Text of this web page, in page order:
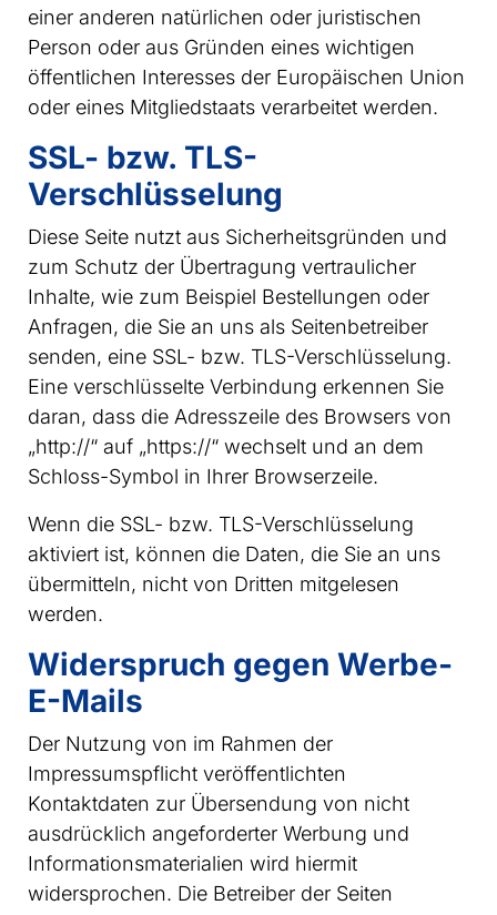
einer anderen natürlichen oder juristischen
Person oder aus Gründen eines wichtigen
öffentlichen Interesses der Europäischen Union
oder eines Mitgliedstaats verarbeitet werden.
SSL- bzw. TLS-
Verschlüsselung
Diese Seite nutzt aus Sicherheitsgründen und
zum Schutz der Übertragung vertraulicher
Inhalte, wie zum Beispiel Bestellungen oder
Anfragen, die Sie an uns als Seitenbetreiber
senden, eine SSL- bzw. TLS-Verschlüsselung.
Eine verschlüsselte Verbindung erkennen Sie
daran, dass die Adresszeile des Browsers von
„http://“ auf „https://“ wechselt und an dem
Schloss-Symbol in Ihrer Browserzeile.
Wenn die SSL- bzw. TLS-Verschlüsselung
aktiviert ist, können die Daten, die Sie an uns
übermitteln, nicht von Dritten mitgelesen
werden.
Widerspruch gegen Werbe-
E-Mails
Der Nutzung von im Rahmen der
Impressumspflicht veröffentlichten
Kontaktdaten zur Übersendung von nicht
ausdrücklich angeforderter Werbung und
Informationsmaterialien wird hiermit
widersprochen. Die Betreiber der Seiten